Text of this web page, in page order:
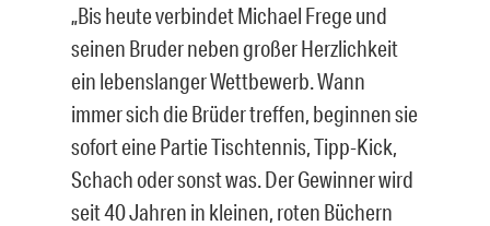
„Bis heute verbindet Michael Frege und
seinen Bruder neben großer Herzlichkeit
ein lebenslanger Wettbewerb. Wann
immer sich die Brüder treffen, beginnen sie
sofort eine Partie Tischtennis, Tipp-Kick,
Schach oder sonst was. Der Gewinner wird
seit 40 Jahren in kleinen, roten Büchern